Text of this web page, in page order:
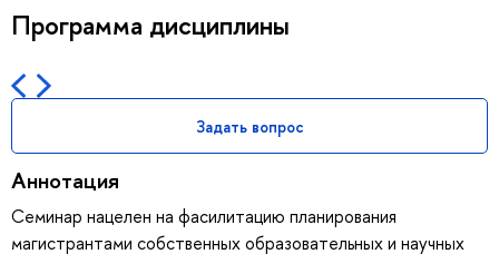
Программа дисциплины
Задать вопрос
Аннотация
Семинар нацелен на фасилитацию планирования
магистрантами собственных образовательных и научных